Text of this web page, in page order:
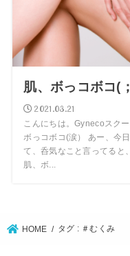
肌、ボっコボコ(
2021.03.21
こんにちは。Gynecoス
ボっコボコ(涙） あー、今
て、呑気なこと言ってると
肌、ボ...
HOME タグ : ＃むくみ